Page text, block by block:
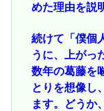
めた理由を説
続けて「僕個
うに、上がっ
数年の葛藤を
とりを想像し
ます。どうか